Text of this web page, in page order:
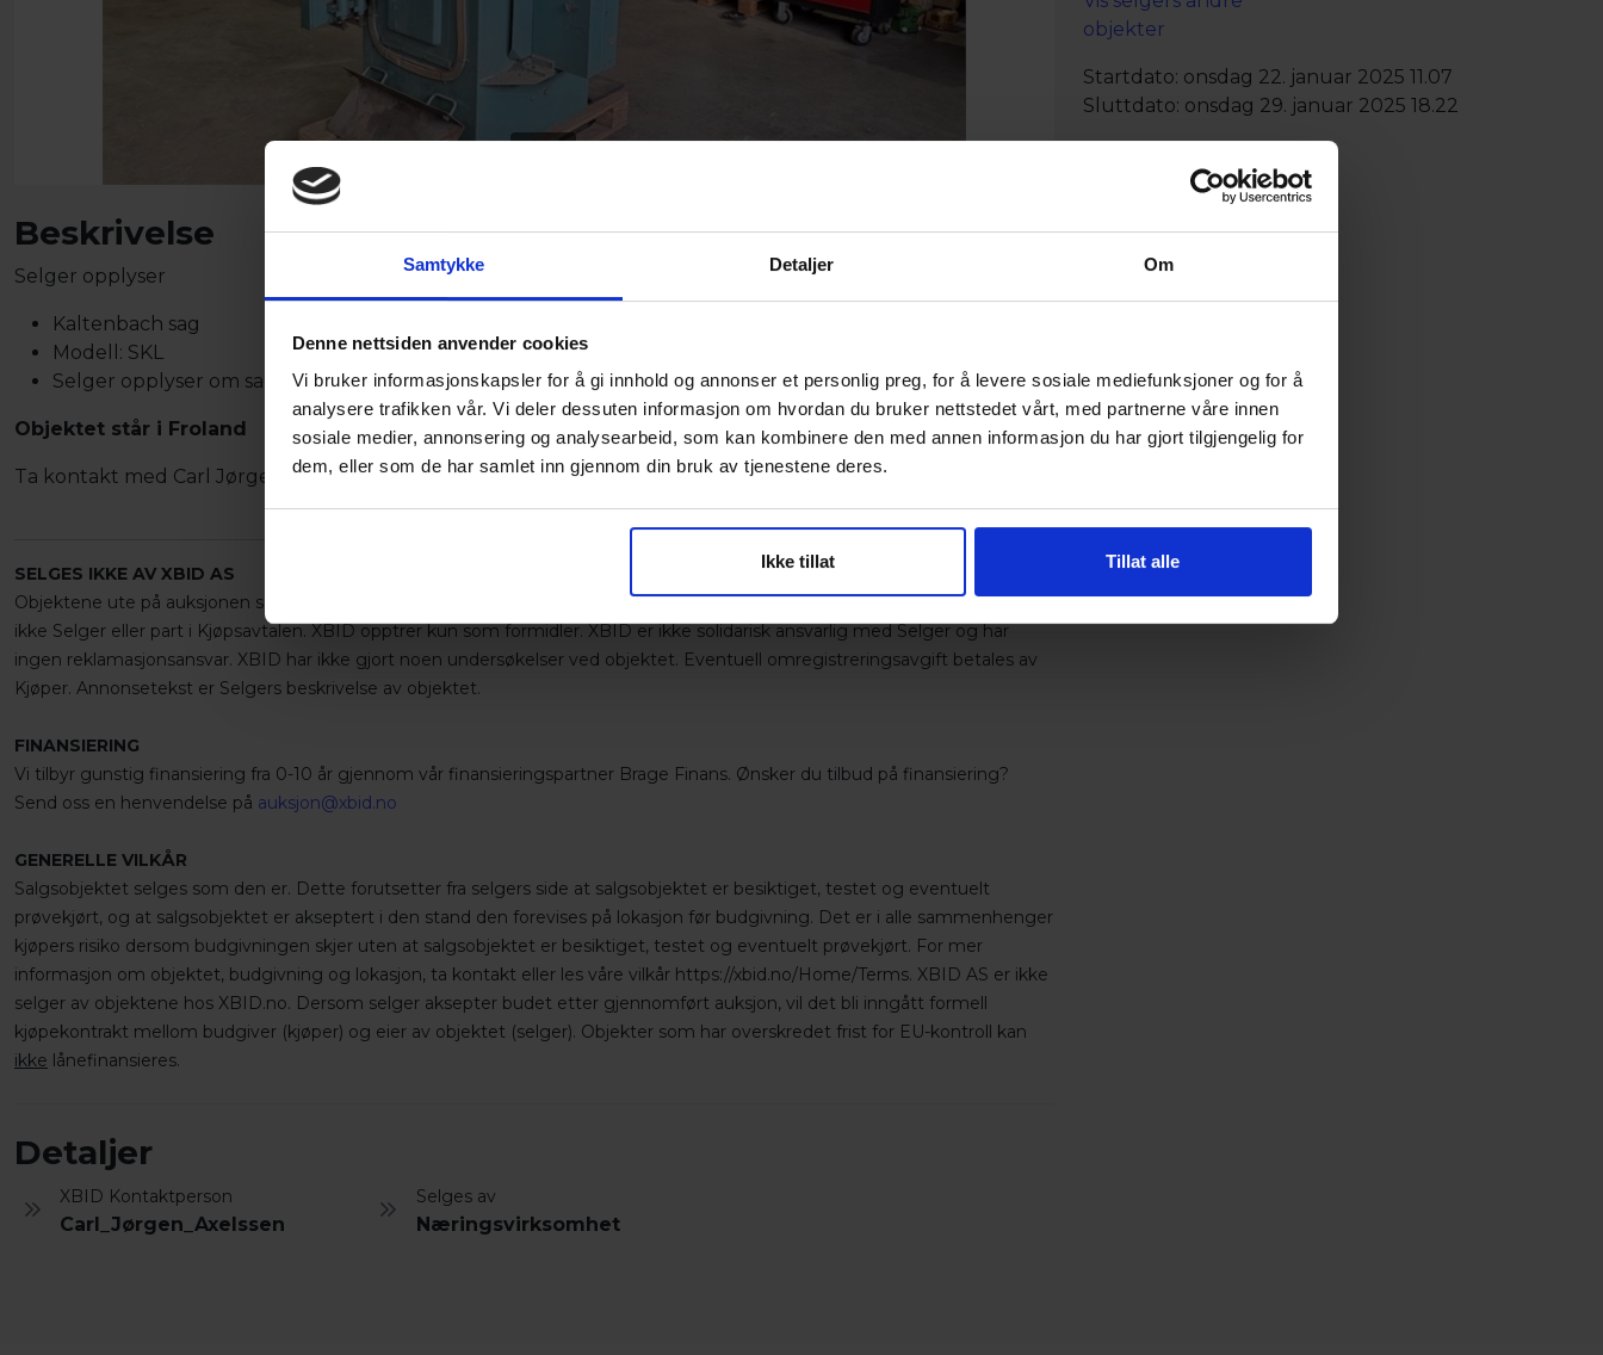
Samtykke Detaljer Om
Denne nettsiden anvender cookies
Vi bruker informasjonskapsler for å gi innhold og annonser et personlig preg, for å levere sosiale mediefunksjoner og for å
analysere trafikken vår. Vi deler dessuten informasjon om hvordan du bruker nettstedet vårt, med partnerne våre innen
sosiale medier, annonsering og analysearbeid, som kan kombinere den med annen informasjon du har gjort tilgjengelig for
dem, eller som de har samlet inn gjennom din bruk av tjenestene deres.
Ikke tillat Tillat alle
Beskrivelse
Selger opplyser
Kaltenbach sag
Modell: SKL
Selger opplyser om sagen trenger lift sylinderen mangler (se bilde)
Objektet står i Froland
Ta kontakt med Carl Jørgen Axelssen på cja@xbid.no ved spørsmål
SELGES IKKE AV XBID AS
Objektene ute på auksjonen selges ikke av XBID AS. Varene legges ut for salg av både private og næringsdrivende. Xbid er
ikke Selger eller part i Kjøpsavtalen. XBID opptrer kun som formidler. XBID er ikke solidarisk ansvarlig med Selger og har
ingen reklamasjonsansvar. XBID har ikke gjort noen undersøkelser ved objektet. Eventuell omregistreringsavgift betales av
Kjøper. Annonsetekst er Selgers beskrivelse av objektet.
FINANSIERING
Vi tilbyr gunstig finansiering fra 0-10 år gjennom vår finansieringspartner Brage Finans. Ønsker du tilbud på finansiering?
Send oss en henvendelse på auksjon@xbid.no
GENERELLE VILKÅR
Salgsobjektet selges som den er. Dette forutsetter fra selgers side at salgsobjektet er besiktiget, testet og eventuelt
prøvekjørt, og at salgsobjektet er akseptert i den stand den forevises på lokasjon før budgivning. Det er i alle sammenhenger
kjøpers risiko dersom budgivningen skjer uten at salgsobjektet er besiktiget, testet og eventuelt prøvekjørt. For mer
informasjon om objektet, budgivning og lokasjon, ta kontakt eller les våre vilkår https://xbid.no/Home/Terms. XBID AS er ikke
selger av objektene hos XBID.no. Dersom selger aksepter budet etter gjennomført auksjon, vil det bli inngått formell
kjøpekontrakt mellom budgiver (kjøper) og eier av objektet (selger). Objekter som har overskredet frist for EU-kontroll kan
ikke lånefinansieres.
Detaljer
XBID Kontaktperson
Carl_Jørgen_Axelssen
Selges av
Næringsvirksomhet
objekter
Startdato: onsdag 22. januar 2025 11.07
Sluttdato: onsdag 29. januar 2025 18.22